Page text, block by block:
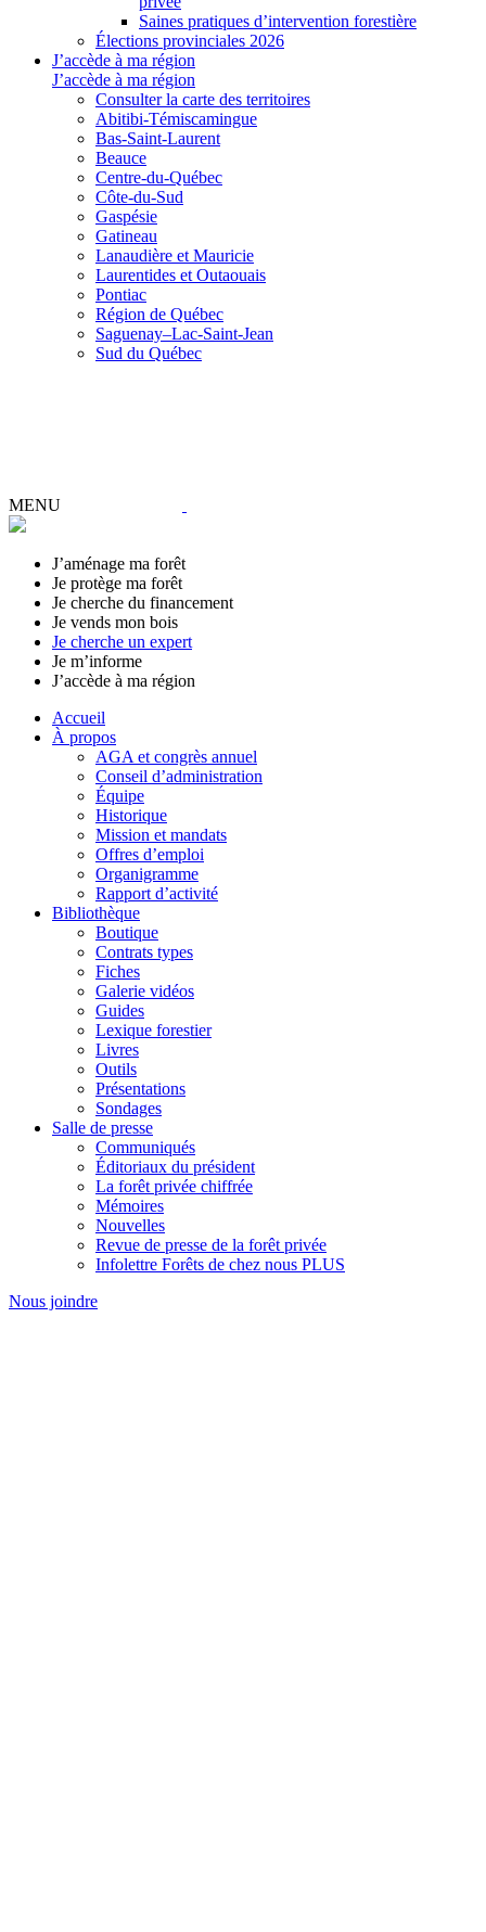
Saines pratiques d’intervention forestière
Élections provinciales 2026
J’accède à ma région
J’accède à ma région
Consulter la carte des territoires
Abitibi-Témiscamingue
Bas-Saint-Laurent
Beauce
Centre-du-Québec
Côte-du-Sud
Gaspésie
Gatineau
Lanaudière et Mauricie
Laurentides et Outaouais
Pontiac
Région de Québec
Saguenay–Lac-Saint-Jean
Sud du Québec
MENU
J’aménage ma forêt
Je protège ma forêt
Je cherche du financement
Je vends mon bois
Je cherche un expert
Je m’informe
J’accède à ma région
Accueil
À propos
AGA et congrès annuel
Conseil d’administration
Équipe
Historique
Mission et mandats
Offres d’emploi
Organigramme
Rapport d’activité
Bibliothèque
Boutique
Contrats types
Fiches
Galerie vidéos
Guides
Lexique forestier
Livres
Outils
Présentations
Sondages
Salle de presse
Communiqués
Éditoriaux du président
La forêt privée chiffrée
Mémoires
Nouvelles
Revue de presse de la forêt privée
Infolettre Forêts de chez nous PLUS
Nous joindre